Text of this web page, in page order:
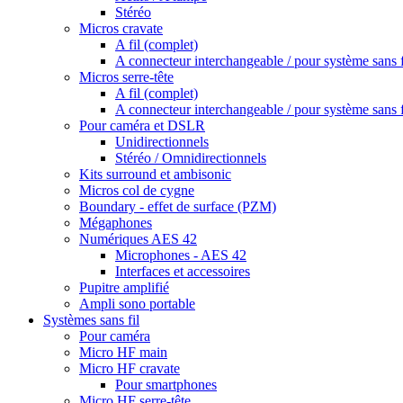
Stéréo
Micros cravate
A fil (complet)
A connecteur interchangeable / pour système sans
Micros serre-tête
A fil (complet)
A connecteur interchangeable / pour système sans
Pour caméra et DSLR
Unidirectionnels
Stéréo / Omnidirectionnels
Kits surround et ambisonic
Micros col de cygne
Boundary - effet de surface (PZM)
Mégaphones
Numériques AES 42
Microphones - AES 42
Interfaces et accessoires
Pupitre amplifié
Ampli sono portable
Systèmes sans fil
Pour caméra
Micro HF main
Micro HF cravate
Pour smartphones